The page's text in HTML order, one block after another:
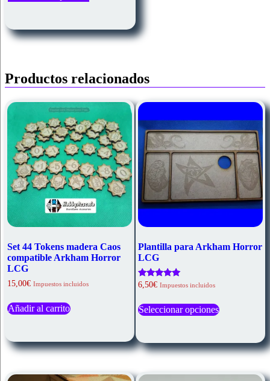
39,90€ variantes.
Las
pueden
elegir
la
página
de
producto
Productos relacionados
Set 44 Tokens madera Caos
compatible Arkham Horror
LCG
15,00€ Impuestos incluidos
Añadir al carrito
Plantilla para Arkham Horror
LCG
Valorado
de 5
6,50€ Impuestos incluidos
Seleccionar opcionesproducto
variantes.
Las
se